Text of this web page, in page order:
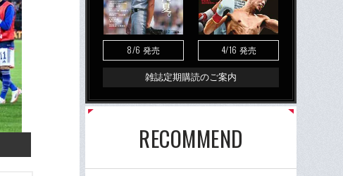
8/6 発売 4/16 発売
雑誌定期購読のご案内
RECOMMEND